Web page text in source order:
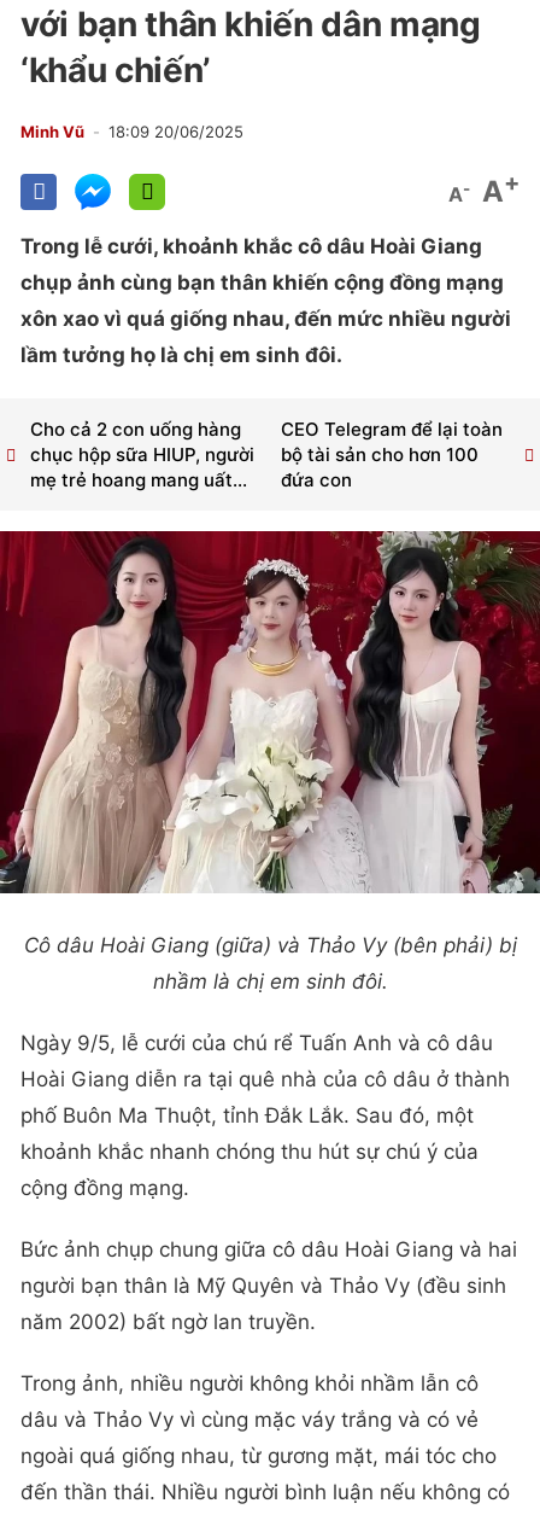
với bạn thân khiến dân mạng
‘khẩu chiến’
Minh Vũ 18:09 20/06/2025
A- A+
Trong lễ cưới, khoảnh khắc cô dâu Hoài Giang
chụp ảnh cùng bạn thân khiến cộng đồng mạng
xôn xao vì quá giống nhau, đến mức nhiều người
lầm tưởng họ là chị em sinh đôi.
CEO Telegram để lại toàn
bộ tài sản cho hơn 100
đứa con
Cho cả 2 con uống hàng
chục hộp sữa HIUP, người
mẹ trẻ hoang mang uất...
Cô dâu Hoài Giang (giữa) và Thảo Vy (bên phải) bị
nhầm là chị em sinh đôi.
Ngày 9/5, lễ cưới của chú rể Tuấn Anh và cô dâu
Hoài Giang diễn ra tại quê nhà của cô dâu ở thành
phố Buôn Ma Thuột, tỉnh Đắk Lắk. Sau đó, một
khoảnh khắc nhanh chóng thu hút sự chú ý của
cộng đồng mạng.
Bức ảnh chụp chung giữa cô dâu Hoài Giang và hai
người bạn thân là Mỹ Quyên và Thảo Vy (đều sinh
năm 2002) bất ngờ lan truyền.
Trong ảnh, nhiều người không khỏi nhầm lẫn cô
dâu và Thảo Vy vì cùng mặc váy trắng và có vẻ
ngoài quá giống nhau, từ gương mặt, mái tóc cho
đến thần thái. Nhiều người bình luận nếu không có